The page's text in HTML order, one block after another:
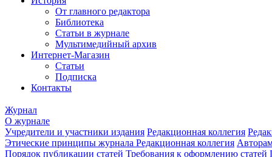
От главного редактора
Библиотека
Статьи в журнале
Мультимедийный архив
Интернет-Магазин
Статьи
Подписка
Контакты
Журнал
О журнале
Учредители и участники издания Редакционная коллегия
Этические принципы журнала Редакционная коллегия
Порядок публикации статей Требования к оформлению статей